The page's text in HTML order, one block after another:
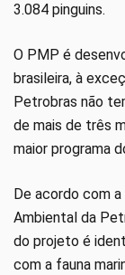
3.084 pinguins.
O PMP é
brasileira, à
Petrobras não
de mais de três
maior programa
De acordo com
Ambiental da
do projeto é
com a fauna